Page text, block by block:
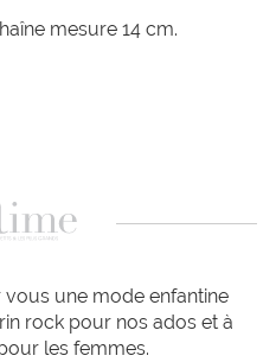
mesure 14 cm.
une mode enfantine
rock pour nos ados et à
les femmes.